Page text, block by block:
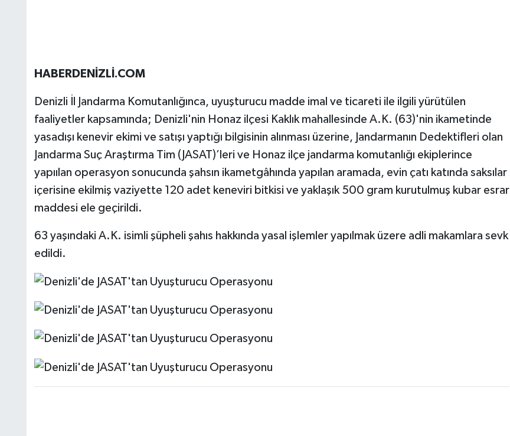
HABERDENİZLİ.COM
Denizli İl Jandarma Komutanlığınca, uyuşturucu madde imal ve ticareti ile ilgili yürütülen
faaliyetler kapsamında; Denizli'nin Honaz ilçesi Kaklık mahallesinde A.K. (63)'nin ikametinde
yasadışı kenevir ekimi ve satışı yaptığı bilgisinin alınması üzerine, Jandarmanın Dedektifleri olan
Jandarma Suç Araştırma Tim (JASAT)’leri ve Honaz ilçe jandarma komutanlığı ekiplerince
yapıılan operasyon sonucunda şahsın ikametgâhında yapılan aramada, evin çatı katında saksılar
içerisine ekilmiş vaziyette 120 adet keneviri bitkisi ve yaklaşık 500 gram kurutulmuş kubar esrar
maddesi ele geçirildi.
63 yaşındaki A.K. isimli şüpheli şahıs hakkında yasal işlemler yapılmak üzere adli makamlara sevk
edildi.